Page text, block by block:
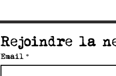
Rejoindre la
Email *